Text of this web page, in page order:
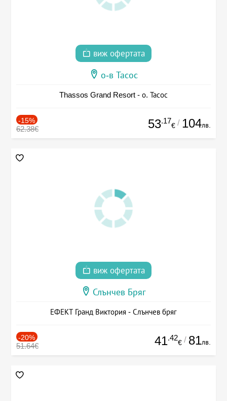
виж офертата
о-в Тасос
Thassos Grand Resort - о. Тасос
-15%
62.38€ 53.17
€ / 104лв.
виж офертата
Слънчев Бряг
ЕФЕКТ Гранд Виктория - Слънчев бряг
-20%
51.64€ 41.42
€ / 81лв.